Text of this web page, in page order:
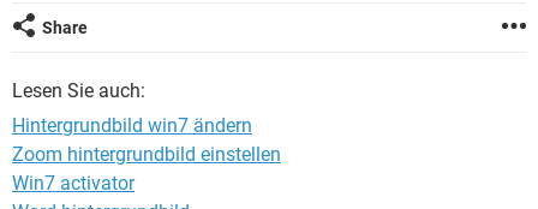
FACEBOOK
Share
Lesen Sie auch:
Hintergrundbild win7 ändern
Zoom hintergrundbild einstellen
Win7 activator